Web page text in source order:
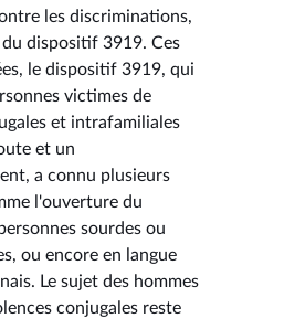
les discriminations,
dispositif 3919. Ces
le dispositif 3919, qui
victimes de
et intrafamiliales
et un
a connu plusieurs
l'ouverture du
sourdes ou
ou encore en langue
Le sujet des hommes
conjugales reste